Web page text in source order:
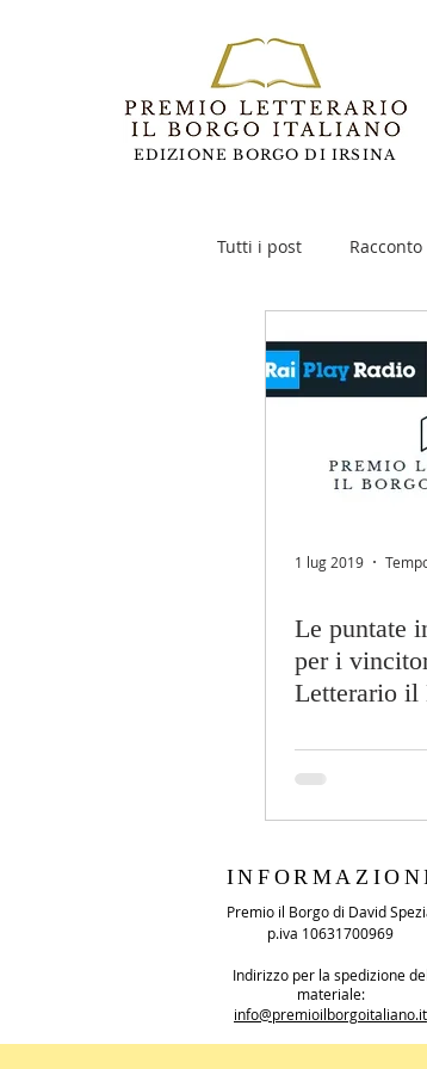
EDIZIONE BORGO DI IRSINA
Tutti i post
Poesia
1 lug 2019
Le puntate
per i
Letterario il
Premio il Borgo di David
p.iva 10631700969
Indirizzo per la spedizione del
materiale:
info@premioilborgoitaliano.it